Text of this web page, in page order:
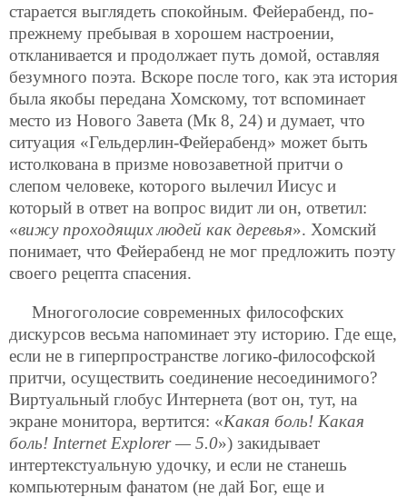
старается выглядеть спокойным. Фейерабенд, по-
прежнему пребывая в хорошем настроении,
откланивается и продолжает путь домой, оставляя
безумного поэта. Вскоре после того, как эта история
была якобы передана Хомскому, тот вспоминает
место из Нового Завета (Мк 8, 24) и думает, что
ситуация «Гельдерлин-Фейерабенд» может быть
истолкована в призме новозаветной притчи о
слепом человеке, которого вылечил Иисус и
который в ответ на вопрос видит ли он, ответил:
«вижу проходящих людей как деревья». Хомский
понимает, что Фейерабенд не мог предложить поэту
своего рецепта спасения.
Многоголосие современных философских
дискурсов весьма напоминает эту историю. Где еще,
если не в гиперпространстве логико-философской
притчи, осуществить соединение несоединимого?
Виртуальный глобус Интернета (вот он, тут, на
экране монитора, вертится: «Какая боль! Какая
боль! Internet Explorer — 5.0») закидывает
интертекстуальную удочку, и если не станешь
компьютерным фанатом (не дай Бог, еще и